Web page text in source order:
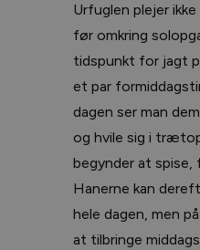
Urfuglen plejer
før omkring
tidspunkt for jagt
et par
dagen ser man
og hvile sig i
begynder at spise,
Hanerne kan
hele dagen, men
at tilbringe